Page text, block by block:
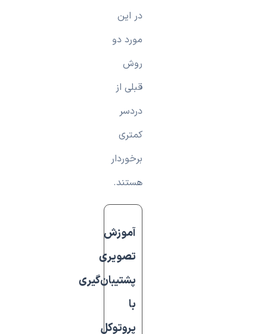
در این
مورد دو
روش
قبلی از
دردسر
کمتری
برخوردار
هستند.
آموزش
تصویری
پشتیبان‌گیری
با
پروتوکل